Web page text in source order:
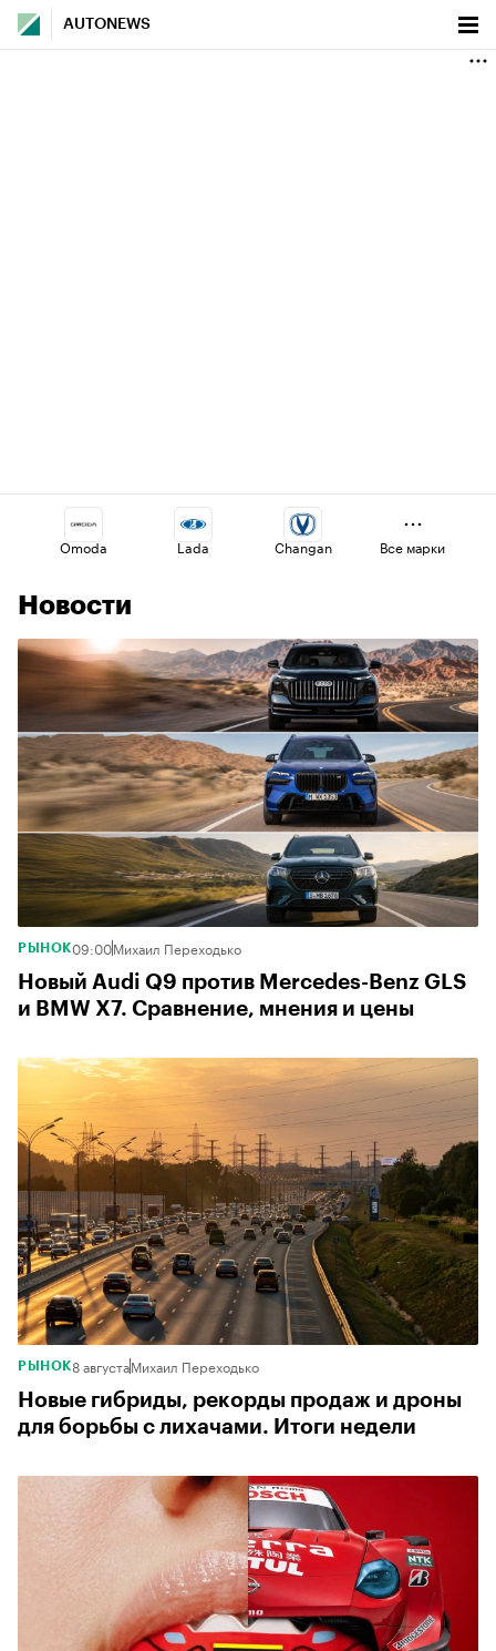
AUTONEWS
Omoda Lada Changan
Haval Jaecoo Voyah
Все марки
Новости
РЫНОК09:00Михаил Переходько
Новый Audi Q9 против Mercedes-Benz GLS
и BMW X7. Сравнение, мнения и цены
РЫНОК8 августаМихаил Переходько
Новые гибриды, рекорды продаж и дроны
для борьбы с лихачами. Итоги недели